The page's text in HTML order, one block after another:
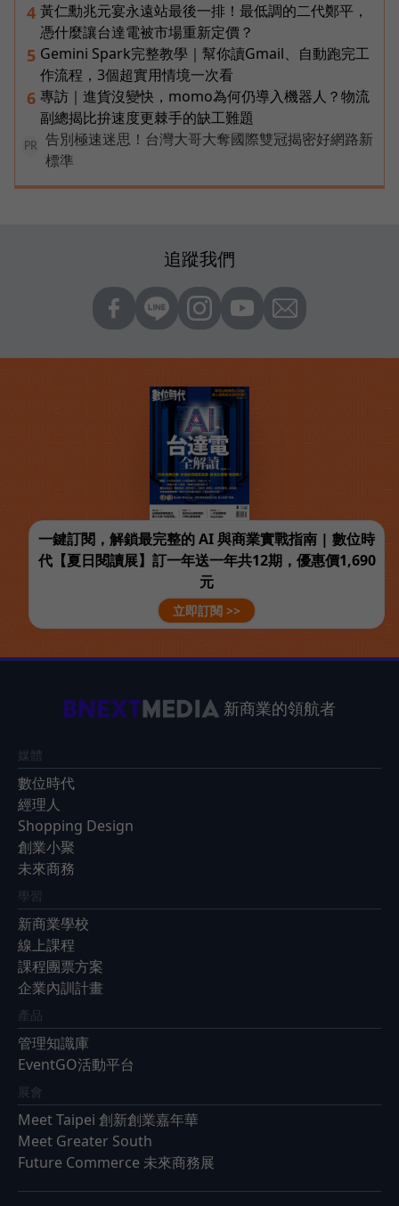
4 黃仁勳兆元宴永遠站最後一排！最低調的二代鄭平，
憑什麼讓台達電被市場重新定價？
5 Gemini Spark完整教學｜幫你讀Gmail、自動跑完工
作流程，3個超實用情境一次看
6 專訪｜進貨沒變快，momo為何仍導入機器人？物流
副總揭比拚速度更棘手的缺工難題
PR
告別極速迷思！台灣大哥大奪國際雙冠揭密好網路新
標準
追蹤我們
一鍵訂閱，解鎖最完整的 AI 與商業實戰指南 | 數位時
代【夏日閱讀展】訂一年送一年共12期，優惠價1,690
元
立即訂閱 >>
新商業的領航者
媒體
數位時代
經理人
Shopping Design
創業小聚
未來商務
學習
新商業學校
線上課程
課程團票方案
企業內訓計畫
產品
管理知識庫
EventGO活動平台
展會
Meet Taipei 創新創業嘉年華
Meet Greater South
Future Commerce 未來商務展